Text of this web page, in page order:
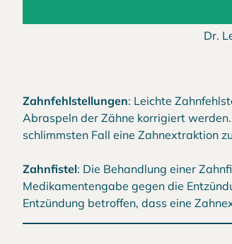
Dr.
Zahnfehlstellungen: Leichte
Abraspeln der Zähne korrigiert
schlimmsten Fall eine Zahnextraktion
Zahnfistel: Die Behandlung einer
Medikamentengabe gegen die
Entzündung betroffen, dass eine